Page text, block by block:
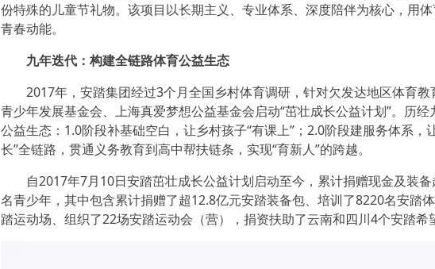
份特殊的儿童节礼物。该项目以长期主义、专业体系、深度陪伴为核心，用
青春动能。
九年迭代：构建全链路体育公益生态
2017年，安踏集团经过3个月全国乡村体育调研，针对欠发达地区体育教
青少年发展基金会、上海真爱梦想公益基金会启动“茁壮成长公益计划”。历
公益生态：1.0阶段补基础空白，让乡村孩子“有课上”；2.0阶段建服务体系
长”全链路，贯通义务教育到高中帮扶链条，实现“育新人”的跨越。
自2017年7月10日安踏茁壮成长公益计划启动至今，累计捐赠现金及装
名青少年，其中包含累计捐赠了超12.8亿元安踏装备包、培训了8220名安踏
踏运动场、组织了22场安踏运动会（营），捐资扶助了云南和四川4个安踏希